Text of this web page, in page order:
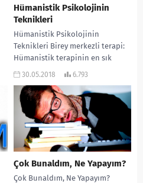
Hümanistik Psikolojinin
Teknikleri
Hümanistik Psikolojinin
Teknikleri Birey merkezli terapi:
Hümanistik terapinin en sık
uygulanan biçmidir. Carl Rogers
Danışma sürecinde fazlasıyla
transferans...
30.05.2018 6.793
Çok Bunaldım, Ne Yapayım?
Çok Bunaldım, Ne Yapayım?